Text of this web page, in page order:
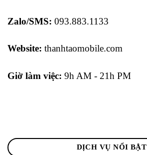
Zalo/SMS: 093.883.1133
Website: thanhtaomobile.com
Giờ làm việc: 9h AM - 21h PM
DỊCH VỤ NỔI BẬT